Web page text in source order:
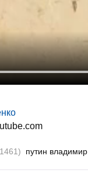
путин владимир